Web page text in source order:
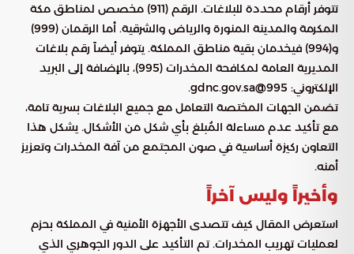
تتوفر أرقام محددة للبلاغات. الرقم (911) مخصص لمناطق مكة
المكرمة والمدينة المنورة والرياض والشرقية. أما الرقمان (999)
و(994) فيخدمان بقية مناطق المملكة. يتوفر أيضاً رقم بلاغات
المديرية العامة لمكافحة المخدرات (995)، بالإضافة إلى البريد
الإلكتروني: 995@gdnc.gov.sa.
تضمن الجهات المختصة التعامل مع جميع البلاغات بسرية تامة،
مع تأكيد عدم مساءلة المُبلغ بأي شكل من الأشكال. يشكل هذا
التعاون ركيزة أساسية في صون المجتمع من آفة المخدرات وتعزيز
أمنه.
وأخيراً وليس آخراً
استعرض المقال كيف تتصدى الأجهزة الأمنية في المملكة بحزم
لعمليات تهريب المخدرات. تم التأكيد على الدور الجوهري الذي